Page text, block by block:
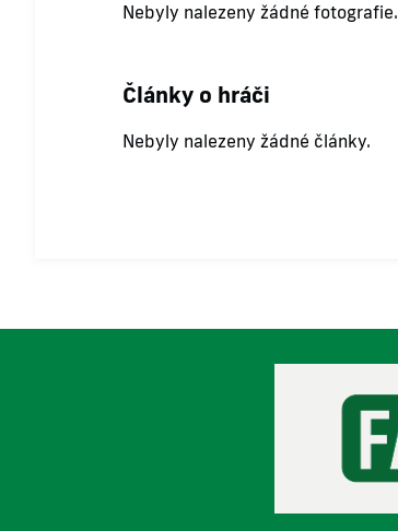
Nebyly nalezeny žádné fotografie.
Články o hráči
Nebyly nalezeny žádné články.